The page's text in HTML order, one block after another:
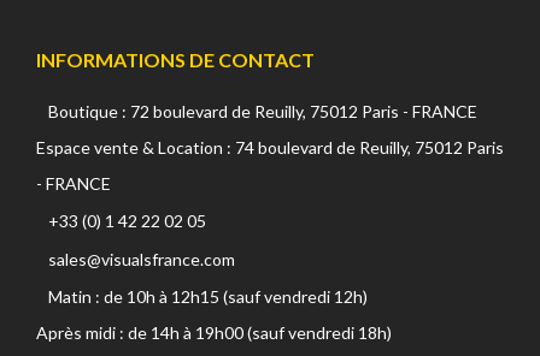
INFORMATIONS DE CONTACT
Boutique : 72 boulevard de Reuilly, 75012 Paris - FRANCE
Espace vente & Location : 74 boulevard de Reuilly, 75012 Paris
- FRANCE
+33 (0) 1 42 22 02 05
sales@visualsfrance.com
Matin : de 10h à 12h15 (sauf vendredi 12h)
Après midi : de 14h à 19h00 (sauf vendredi 18h)